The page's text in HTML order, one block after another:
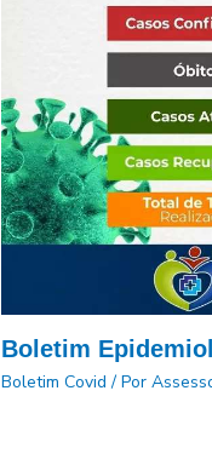
Boletim
Boletim Covid / Por